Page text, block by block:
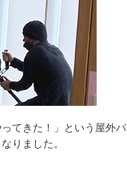
てきた！」という屋外パ
りました。